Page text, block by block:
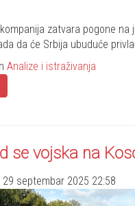
zatvara pogone
da će Srbija ubuduće
Analize i istraživanja
se vojska na
29 septembar 2025 22:58